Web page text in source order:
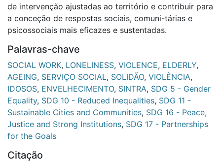
de intervenção ajustadas ao território e contribuir para
a conceção de respostas sociais, comuni-tárias e
psicossociais mais eficazes e sustentadas.
Palavras-chave
SOCIAL WORK, LONELINESS, VIOLENCE, ELDERLY,
AGEING, SERVIÇO SOCIAL, SOLIDÃO, VIOLÊNCIA,
IDOSOS, ENVELHECIMENTO, SINTRA, SDG 5 - Gender
Equality, SDG 10 - Reduced Inequalities, SDG 11 -
Sustainable Cities and Communities, SDG 16 - Peace,
Justice and Strong Institutions, SDG 17 - Partnerships
for the Goals
Citação